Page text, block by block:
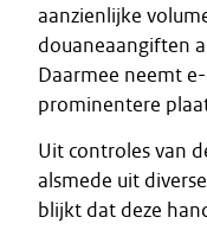
aanzienlijke
douaneaangiften
Daarmee neemt
prominentere
Uit controles van
alsmede uit
blijkt dat deze